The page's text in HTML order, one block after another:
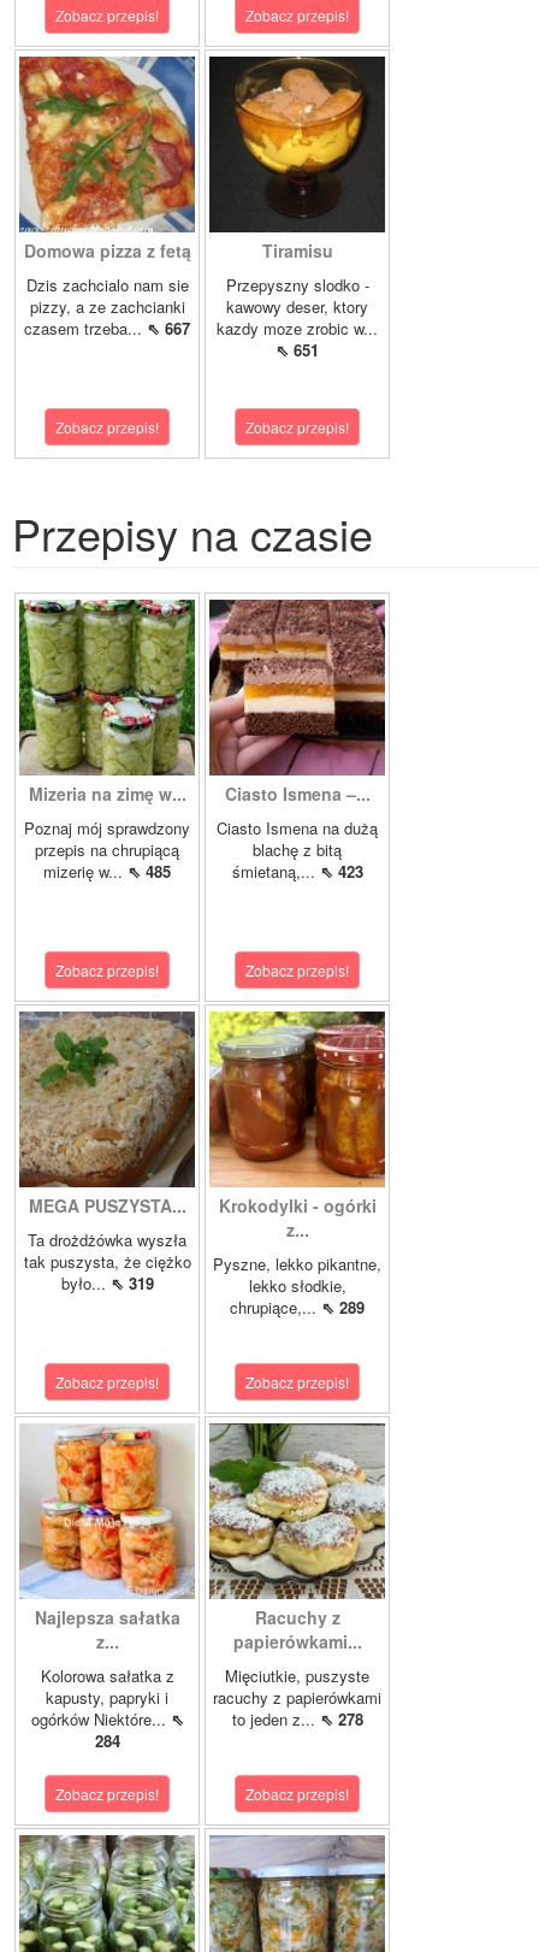
Zobacz przepis! Zobacz przepis!
Domowa pizza z fetą
Dzis zachcialo nam sie
pizzy, a ze zachcianki
czasem trzeba... ⇖ 667
Zobacz przepis!
Tiramisu
Przepyszny slodko -
kawowy deser, ktory
kazdy moze zrobic w...
⇖ 651
Zobacz przepis!
Przepisy na czasie
Mizeria na zimę w...
Poznaj mój sprawdzony
przepis na chrupiącą
mizerię w... ⇖ 485
Zobacz przepis!
Ciasto Ismena –...
Ciasto Ismena na dużą
blachę z bitą
śmietaną,... ⇖ 423
Zobacz przepis!
MEGA PUSZYSTA...
Ta drożdżówka wyszła
tak puszysta, że ciężko
było... ⇖ 319
Zobacz przepis!
Krokodylki - ogórki
z...
Pyszne, lekko pikantne,
lekko słodkie,
chrupiące,... ⇖ 289
Zobacz przepis!
Najlepsza sałatka
z...
Kolorowa sałatka z
kapusty, papryki i
ogórków Niektóre... ⇖
284
Zobacz przepis!
Racuchy z
papierówkami...
Mięciutkie, puszyste
racuchy z papierówkami
to jeden z... ⇖ 278
Zobacz przepis!